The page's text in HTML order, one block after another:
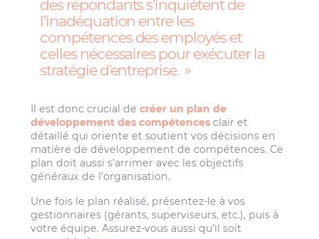
des répondants s’inquiètent de
l’inadéquation entre les
compétences des employés et
celles nécessaires pour exécuter la
stratégie d’entreprise.
Il est donc crucial decréer un plan de
développement des compétences clair et
détaillé qui oriente et soutient vos décisions en
matière de développement de compétences. Ce
plan doit aussi s’arrimer avec les objectifs
généraux de l’organisation.
Une fois le plan réalisé, présentez-le à vos
gestionnaires (gérants, superviseurs, etc.), puis à
votre équipe. Assurez-vous aussi qu’il soit